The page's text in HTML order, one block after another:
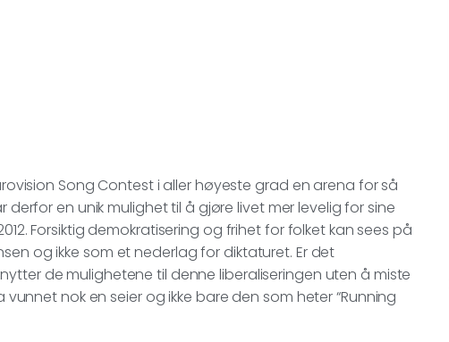
Song Contest i aller høyeste grad en arena for så
derfor en unik mulighet til å gjøre livet mer levelig for sine
Forsiktig demokratisering og frihet for folket kan sees på
og ikke som et nederlag for diktaturet. Er det
de mulighetene til denne liberaliseringen uten å miste
vunnet nok en seier og ikke bare den som heter “Running